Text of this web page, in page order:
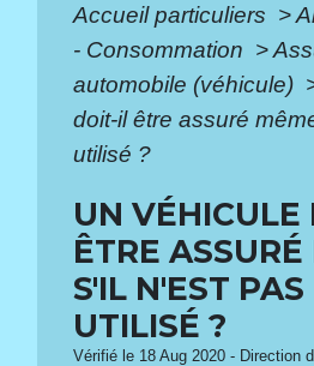
Accueil particuliers >
- Consommation >
automobile (véhicule)
doit-il être assuré
utilisé ?
UN VÉHICULE
ÊTRE
S'IL N'EST PAS
UTILISÉ ?
Vérifié le 18 Aug 2020 - Direction